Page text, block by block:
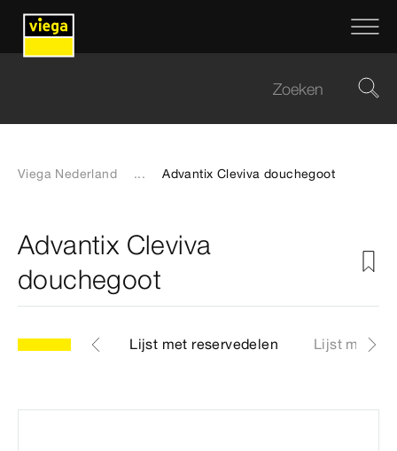
Viega Nederland ... Advantix Cleviva douchegoot
Advantix Cleviva
douchegoot
Lijst met reservedelen Lijst met